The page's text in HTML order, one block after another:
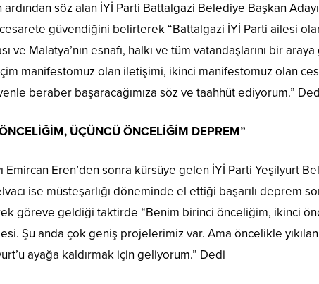
ardından söz alan İYİ Parti Battalgazi Belediye Başkan
güvendiğini belirterek “Battalgazi İYİ Parti ailesi
Malatya’nın esnafı, halkı ve tüm vatandaşlarını bir
manifestomuz olan iletişimi, ikinci manifestomuz olan
beraber başaracağımıza söz ve taahhüt ediyorum.”
ÜÇÜNCÜ ÖNCELİĞİM DEPREM”
Eren’den sonra kürsüye gelen İYİ Parti Yeşilyurt
ise müsteşarlığı döneminde el ettiği başarılı deprem
göreve geldiği taktirde “Benim birinci önceliğim, ikinci
Şu anda çok geniş projelerimiz var. Ama öncelikle
ayağa kaldırmak için geliyorum.” Dedi